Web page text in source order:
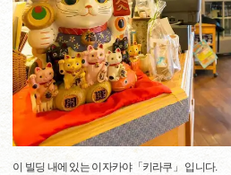
이 빌딩 내에 있는 이자카야「키라쿠」 입니다.